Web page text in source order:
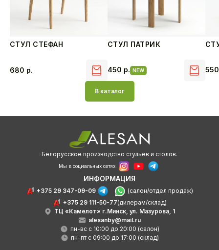
СТУЛ СТЕФАН
680 р.
СТУЛ ПАТРИК
450 р. NEW
В каталог
Белорусское производство стульев и столов.
Мы в социальных сетях:
ИНФОРМАЦИЯ
+375 29 347-09-09
(салон/отдел продаж)
+375 29 111-50-77(дилерам/склад)
ТЦ «Камелот» г.Минск, ул. Мазурова, 1
alesanby@mail.ru
пн-вс с 10:00 до 20:00 (салон)
пн-пт с 09:00 до 17:00 (склад)